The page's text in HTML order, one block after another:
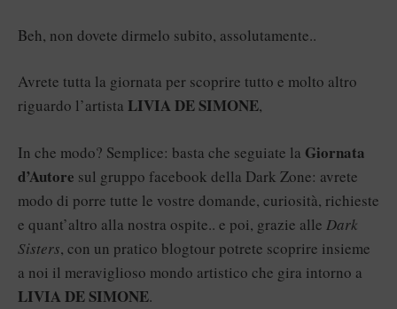
Beh, non dovete dirmelo subito, assolutamente..
Avrete tutta la giornata per scoprire tutto e molto altro
riguardo l’artista LIVIA DE SIMONE,
In che modo? Semplice: basta che seguiate la Giornata
d’Autore sul gruppo facebook della Dark Zone: avrete
modo di porre tutte le vostre domande, curiosità, richieste
e quant’altro alla nostra ospite.. e poi, grazie alle Dark
Sisters, con un pratico blogtour potrete scoprire insieme
a noi il meraviglioso mondo artistico che gira intorno a
LIVIA DE SIMONE.